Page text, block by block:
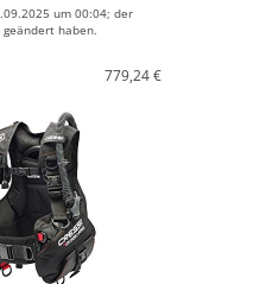
um 00:04; der
haben.
779,24 €